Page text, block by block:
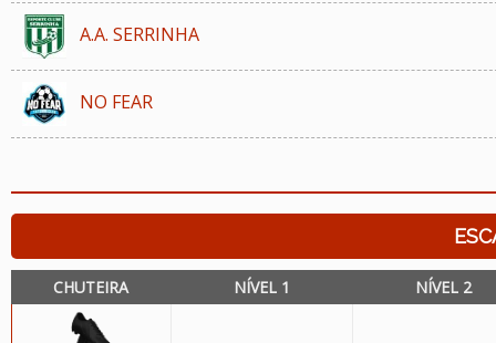
A.A. SERRINHA
NO FEAR
CHUTEIRA NÍVEL 1 NÍVEL 2